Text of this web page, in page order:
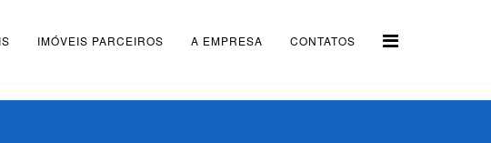
IMÓVEIS PARCEIROS A EMPRESA CONTATOS